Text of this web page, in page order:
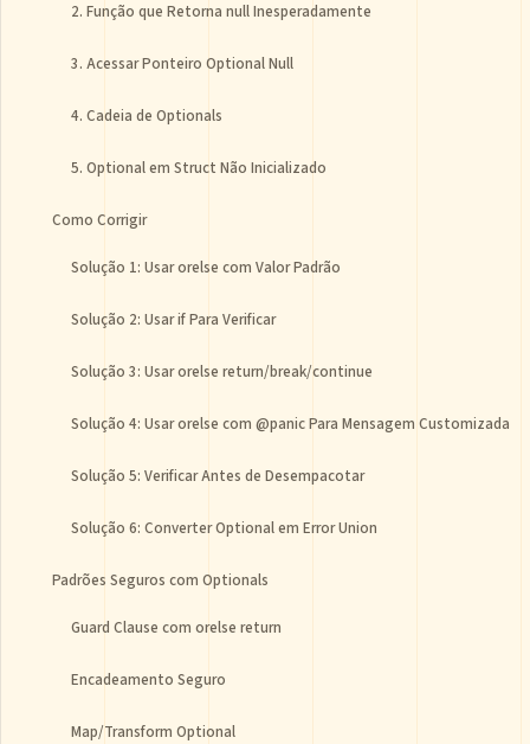
2. Função que Retorna null Inesperadamente
3. Acessar Ponteiro Optional Null
4. Cadeia de Optionals
5. Optional em Struct Não Inicializado
Como Corrigir
Solução 1: Usar orelse com Valor Padrão
Solução 2: Usar if Para Verificar
Solução 3: Usar orelse return/break/continue
Solução 4: Usar orelse com @panic Para Mensagem Customizada
Solução 5: Verificar Antes de Desempacotar
Solução 6: Converter Optional em Error Union
Padrões Seguros com Optionals
Guard Clause com orelse return
Encadeamento Seguro
Map/Transform Optional